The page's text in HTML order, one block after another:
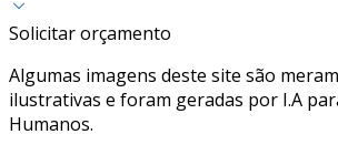
Solicitar orçamento
Algumas imagens deste site são
ilustrativas e foram geradas por I.A
Humanos.